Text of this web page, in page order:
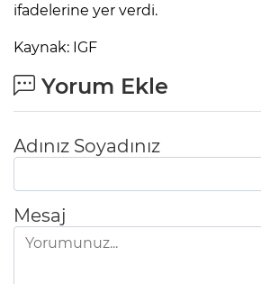
ifadelerine yer verdi.
Kaynak: IGF
Yorum Ekle
Adınız Soyadınız
Mesaj